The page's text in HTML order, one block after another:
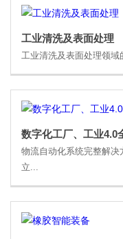
工业清洗及表面处理
工业清洗及表面处理领域
数字化工厂、工业4.0
物流自动化系统完整解决
立...